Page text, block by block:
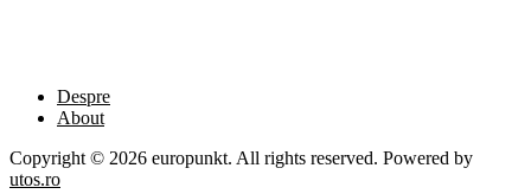
Despre
About
Copyright © 2026 europunkt. All rights reserved. Powered by
utos.ro